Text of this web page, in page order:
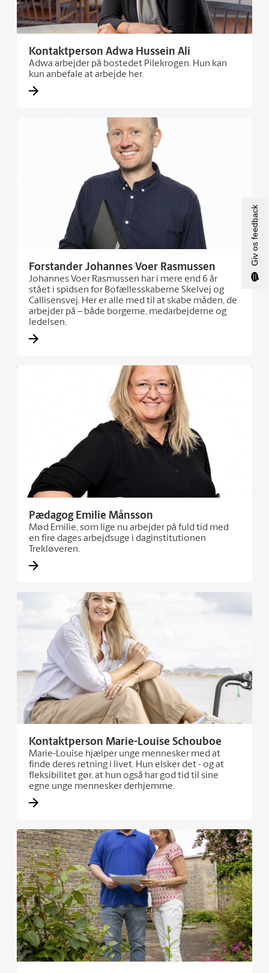
Kontaktperson Adwa Hussein Ali
Adwa arbejder på bostedet Pilekrogen. Hun kan
kun anbefale at arbejde her.
Forstander Johannes Voer Rasmussen
Johannes Voer Rasmussen har i mere end 6 år
stået i spidsen for Bofællesskaberne Skelvej og
Callisensvej. Her er alle med til at skabe måden, de
arbejder på – både borgerne, medarbejderne og
ledelsen.
Pædagog Emilie Månsson
Mød Emilie, som lige nu arbejder på fuld tid med
en fire dages arbejdsuge i daginstitutionen
Trekløveren.
Kontaktperson Marie-Louise Schouboe
Marie-Louise hjælper unge mennesker med at
finde deres retning i livet. Hun elsker det - og at
fleksibilitet gør, at hun også har god tid til sine
egne unge mennesker derhjemme.
Giv os feedback